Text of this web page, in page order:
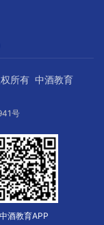
所有 中酒教育
号
中酒教育APP